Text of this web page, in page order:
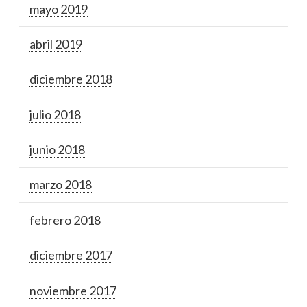
mayo 2019
abril 2019
diciembre 2018
julio 2018
junio 2018
marzo 2018
febrero 2018
diciembre 2017
noviembre 2017